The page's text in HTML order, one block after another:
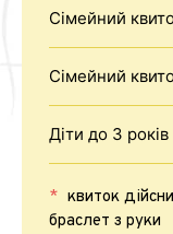
Сімейний
Сімейний
Діти до 3 років
квиток
браслет з руки